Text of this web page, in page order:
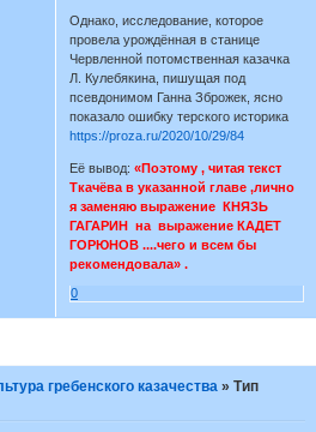
Однако, исследование, которое
провела урождённая в станице
Червленной потомственная казачка
Л. Кулебякина, пишущая под
псевдонимом Ганна Зброжек, ясно
показало ошибку терского историка
https://proza.ru/2020/10/29/84
Её вывод:«Поэтому , читая текст
Ткачёва в указанной главе ,лично
я заменяю выражение КНЯЗЬ
ГАГАРИН на выражение КАДЕТ
ГОРЮНОВ ....чего и всем бы
рекомендовала» .
0
гребенского казачества »Тип